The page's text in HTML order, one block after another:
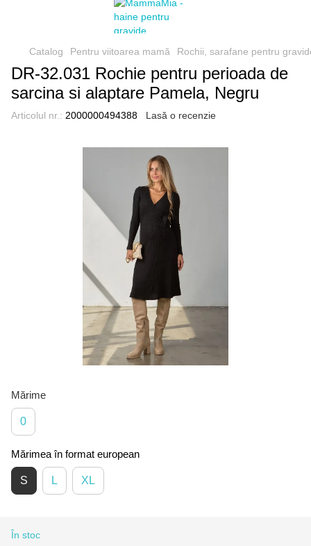
Catalog Pentru viitoarea mamă Rochii, sarafane pentru
DR-32.031 Rochie pentru perioada de
sarcina si alaptare Pamela, Negru
Articolul nr.: 2000000494388 Lasă o recenzie
Mărime
0
Mărimea în format european
S L XL
În stoc